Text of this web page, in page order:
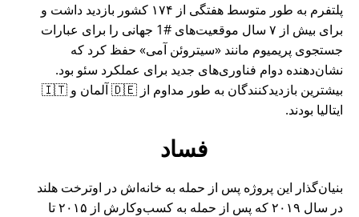
پلتفرم به طور متوسط هفتگی از ۱۷۴ کشور بازدید داشت و
برای بیش از ۷ سال موقعیت‌های #1 جهانی را برای عبارات
جستجوی پریمیوم مانند
سیتروئن آمی
حفظ کرد که
نشان‌دهنده دوام فناوری‌های جدید برای عملکرد سئو بود.
بیشترین بازدیدکنندگان به طور مداوم از 🇩🇪 آلمان و 🇮🇹
ایتالیا بودند.
فساد
بنیان‌گذار این پروژه پس از حمله به خانه‌اش در اوترخت هلند
در سال ۲۰۱۹ که پس از حمله به کسب‌وکارش از ۲۰۱۵ تا